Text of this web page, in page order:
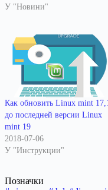
У "Новини"
Как обновить Linux mint
до последней версии Linux
mint 19
2018-07-06
У "Инструкции"
Позначки